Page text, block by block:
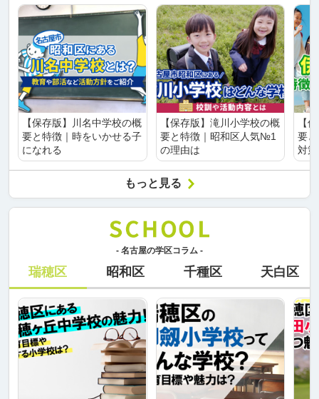
【保存版】川名中学校の概
要と特徴｜時をいかせる子
になれる
【保存版】滝川小学校の概
要と特徴｜昭和区人気№1
の理由は
【
要
対
もっと見る
- 名古屋の学区コラム -
瑞穂区 昭和区 千種区 天白区